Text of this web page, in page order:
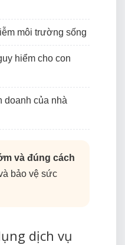
môi trường sống
hiểm cho con
doanh của nhà
và đúng cách
bảo vệ sức
dịch vụ